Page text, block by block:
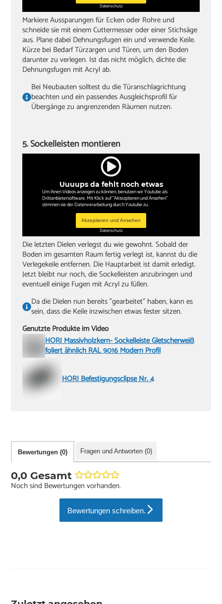
Datenschutz
Markiere Aussparungen für Ecken oder Rohre und
schneide sie mit einem Cuttermesser oder einer Stichsäge
aus. Plane dabei Dehnungsfugen ein und verwende Keile.
Kürze bei Bedarf Türzargen und Türen, um den Boden
darunter zu verlegen. Ist das nicht möglich, dichte die
Dehnungsfugen mit Acryl ab.
Bei Neubauten solltest du die Türanschlagrichtung
beachten und ein passendes Ausgleichsprofil für
Übergänge zu angrenzenden Räumen nutzen.
Uuuups da fehlt noch etwas
Um ihnen Videos anzeigen zu können, benutzen wir Youtube als
Drittanbietersoftware. Mit Klick auf "Aktezptieren und Ansehen"
stimmen sie der Datenverarbeitung durch Youtube zu.
Akzeptieren und Ansehen
Datenschutz
5. Sockelleisten montieren
Die letzten Dielen verlegst du wie gewohnt. Sobald der
Boden im gesamten Raum fertig verlegt ist, kannst du die
Verlegekeile entfernen. Die Hauptarbeit ist damit erledigt.
Jetzt bleibt nur noch, die Sockelleisten anzubringen und
eventuell einige Fugen mit Acryl zu füllen.
Da die Dielen nun bereits "gearbeitet" haben, kann es
sein, dass die Keile inzwischen etwas fester sitzen.
Genutzte Produkte im Video
HORI Massivholzkern- Sockelleiste Gletscherweiß
foliert ähnlich RAL 9016 Modern Profil
HORI Befestigungsclipse Nr. 4
Bewertungen (0) Fragen und Antworten (0)
0,0 Gesamt
Noch sind Bewertungen vorhanden.
Bewertungen schreiben.